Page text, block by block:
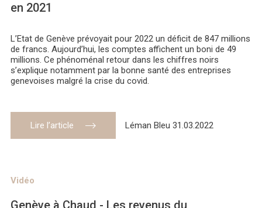
en 2021
L’Etat de Genève prévoyait pour 2022 un déficit de 847 millions
de francs. Aujourd’hui, les comptes affichent un boni de 49
millions. Ce phénoménal retour dans les chiffres noirs
s’explique notamment par la bonne santé des entreprises
genevoises malgré la crise du covid.
Lire l’article Léman Bleu 31.03.2022
Vidéo
Genève à Chaud - Les revenus du